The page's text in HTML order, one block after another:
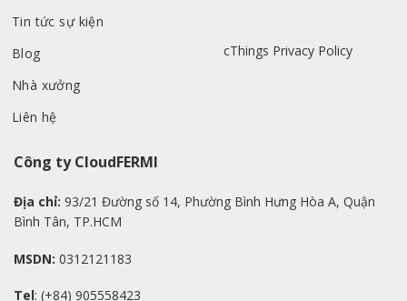
Tin tức sự kiện
Blog
Nhà xưởng
Liên hệ
cThings Privacy Policy
Công ty CloudFERMI
Địa chỉ: 93/21 Đường số 14, Phường Bình Hưng Hòa A, Quận
Bình Tân, TP.HCM
MSDN: 0312121183
Tel: (+84) 905558423